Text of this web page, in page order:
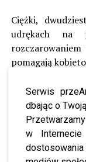
Serwis
dbając o
w
Ciężki,
udrękach na
pomagają
To
na